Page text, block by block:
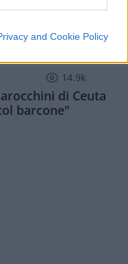
and Cookie Policy
14.9k
di Ceuta
barcone"